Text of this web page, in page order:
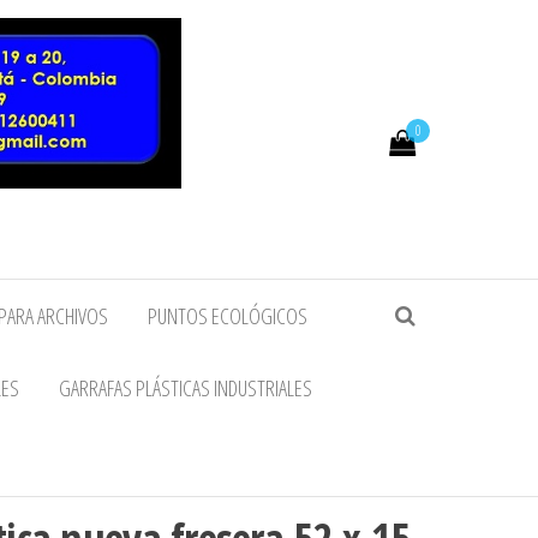
0
ARCHIVOS PUNTOS ECOLÓGICOS
GARRAFAS PLÁSTICAS INDUSTRIALES